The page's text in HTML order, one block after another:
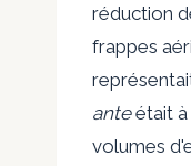
réduction
frappes
anteétait à
volumes